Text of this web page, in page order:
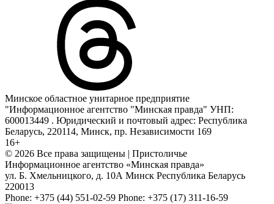
Минское областное унитарное предприятие
"Информационное агентство "Минская правда" УНП:
600013449 . Юридический и почтовый адрес: Республика
Беларусь, 220114, Минск, пр. Независимости 169
16+
© 2026 Все права защищены | Пристоличье
Информационное агентство «Минская правда»
ул. Б. Хмельницкого, д. 10А Минск Республика Беларусь
220013
Phone: +375 (44) 551-02-59 Phone: +375 (17) 311-16-59